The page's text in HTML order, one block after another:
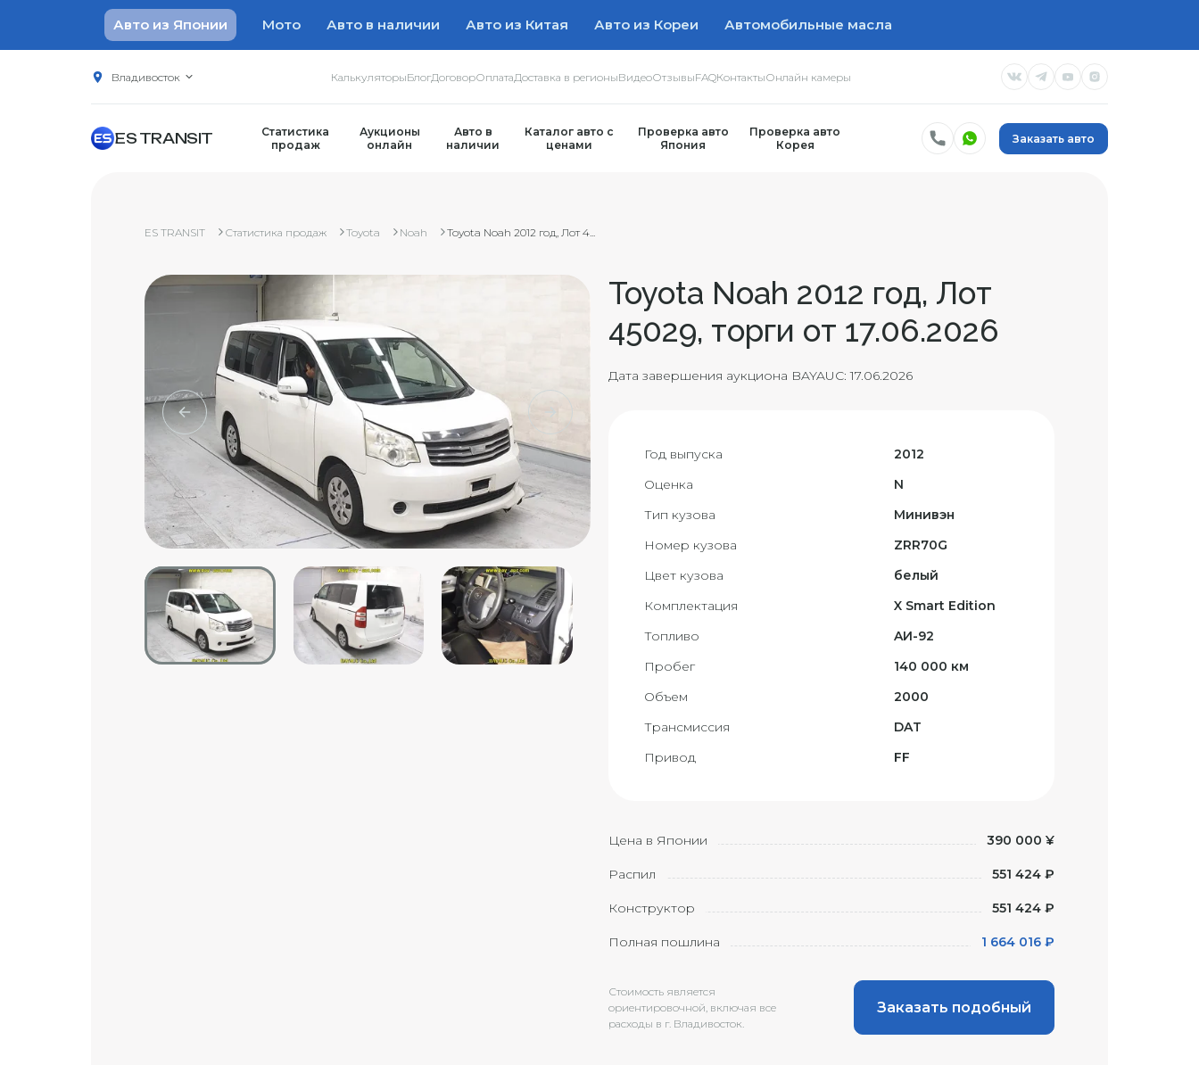
Авто из Японии Мото Авто в наличии Авто из Китая Авто из Кореи Автомобильные масла
Владивосток КалькуляторыБлогДоговорОплатаДоставка в регионыВидеоОтзывыFAQКонтактыОнлайн камеры
ES TRANSIT
Статистика
продаж
Аукционы
онлайн
Авто в
наличии
Каталог авто с
ценами
Проверка авто
Япония
Проверка авто
Корея
Заказать авто
ES TRANSIT Статистика продаж Toyota Noah Toyota Noah 2012 год, Лот 4...
Toyota Noah 2012 год, Лот
45029, торги от 17.06.2026
Дата завершения аукциона BAYAUC: 17.06.2026
Год выпуска
2012
Оценка
N
Тип кузова
Минивэн
Номер кузова
ZRR70G
Цвет кузова
белый
Комплектация
X Smart Edition
Топливо
AИ-92
Пробег
140 000 км
Объем
2000
Трансмиссия
DAT
Привод
FF
Цена в Японии 390 000 ¥
Распил 551 424 ₽
Конструктор 551 424 ₽
Полная пошлина 1 664 016 ₽
Стоимость является
ориентировочной, включая все
расходы в г. Владивосток.
Заказать подобный